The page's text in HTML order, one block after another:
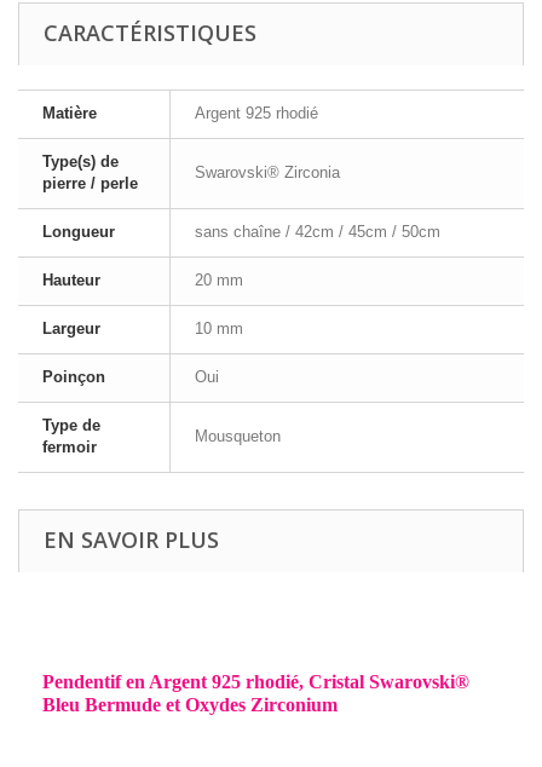
CARACTÉRISTIQUES
Matière Argent 925 rhodié
Type(s) de
pierre / perle
Swarovski® Zirconia
Longueur sans chaîne / 42cm / 45cm / 50cm
Hauteur 20 mm
Largeur 10 mm
Poinçon Oui
Type de
fermoir
Mousqueton
EN SAVOIR PLUS
Pendentif en Argent 925 rhodié, Cristal Swarovski®
Bleu Bermude et Oxydes Zirconium